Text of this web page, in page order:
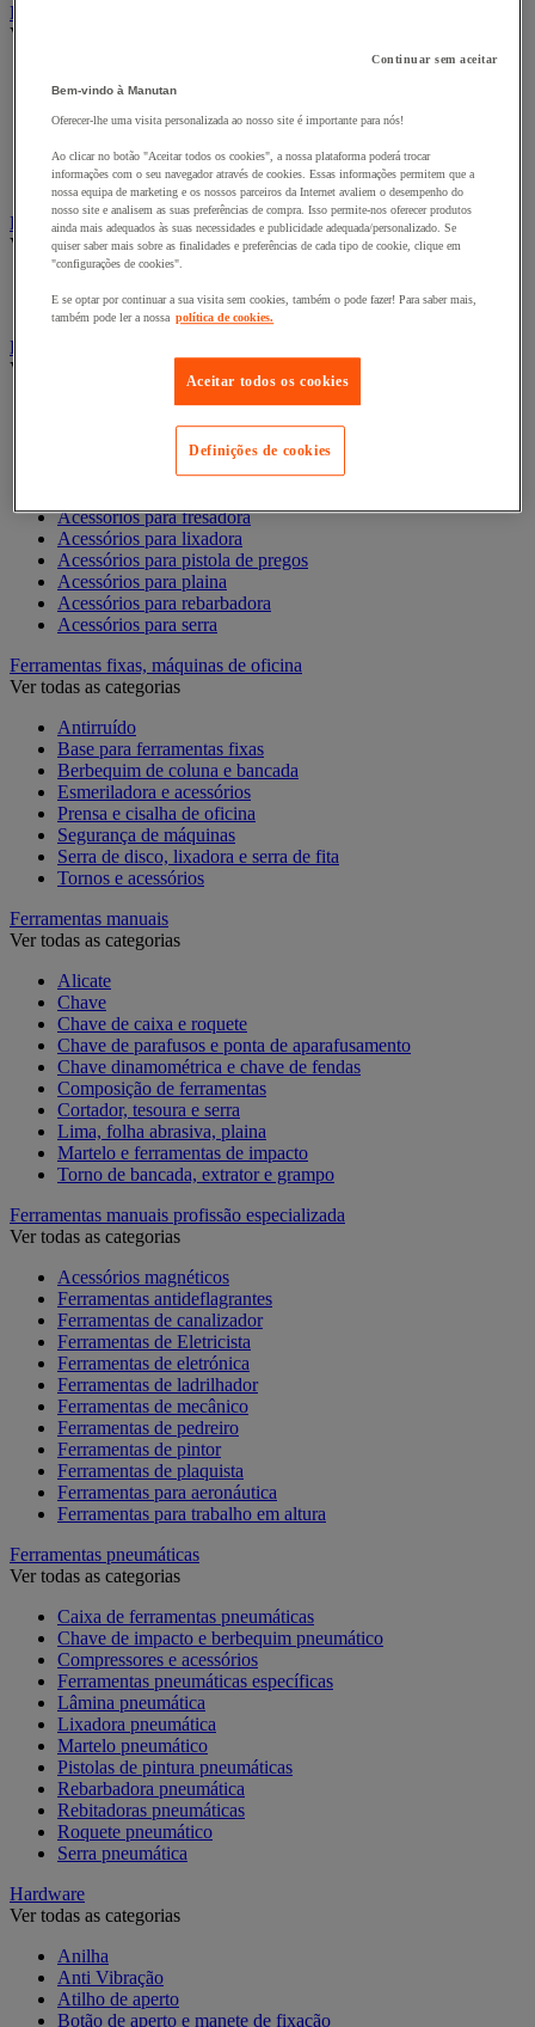
Eletricidade
Ver todas as categorias
Bateria, carregador e cabo
Cabo Elétrico
Extensão, tira e enrolador
Tomada e interruptor
Ferramentas Elétricas
Ver todas as categorias
Ferramentas elétricas portáteis sem fios
Ferramentas elétricas portáteis - Acessórios
Ver todas as categorias
Acesórios para berbequim
Acessórios para berbequim
Acessórios para cortador-lixador
Acessórios para Dremel
Acessórios para fresadora
Acessórios para lixadora
Acessórios para pistola de pregos
Acessórios para plaina
Acessórios para rebarbadora
Acessórios para serra
Ferramentas fixas, máquinas de oficina
Ver todas as categorias
Antirruído
Base para ferramentas fixas
Berbequim de coluna e bancada
Esmeriladora e acessórios
Prensa e cisalha de oficina
Segurança de máquinas
Serra de disco, lixadora e serra de fita
Tornos e acessórios
Ferramentas manuais
Ver todas as categorias
Alicate
Chave
Chave de caixa e roquete
Chave de parafusos e ponta de aparafusamento
Chave dinamométrica e chave de fendas
Composição de ferramentas
Cortador, tesoura e serra
Lima, folha abrasiva, plaina
Martelo e ferramentas de impacto
Torno de bancada, extrator e grampo
Ferramentas manuais profissão especializada
Ver todas as categorias
Acessórios magnéticos
Ferramentas antideflagrantes
Ferramentas de canalizador
Ferramentas de Eletricista
Ferramentas de eletrónica
Ferramentas de ladrilhador
Ferramentas de mecânico
Ferramentas de pedreiro
Ferramentas de pintor
Ferramentas de plaquista
Ferramentas para aeronáutica
Ferramentas para trabalho em altura
Ferramentas pneumáticas
Ver todas as categorias
Caixa de ferramentas pneumáticas
Chave de impacto e berbequim pneumático
Compressores e acessórios
Ferramentas pneumáticas específicas
Lâmina pneumática
Lixadora pneumática
Martelo pneumático
Pistolas de pintura pneumáticas
Rebarbadora pneumática
Rebitadoras pneumáticas
Roquete pneumático
Serra pneumática
Hardware
Ver todas as categorias
Anilha
Anti Vibração
Atilho de aperto
Botão de aperto e manete de fixação
Continuar sem aceitar
Bem-vindo à Manutan
Oferecer-lhe uma visita personalizada ao nosso site é importante para nós!
Ao clicar no botão "Aceitar todos os cookies", a nossa plataforma poderá trocar
informações com o seu navegador através de cookies. Essas informações permitem que a
nossa equipa de marketing e os nossos parceiros da Internet avaliem o desempenho do
nosso site e analisem as suas preferências de compra. Isso permite-nos oferecer produtos
ainda mais adequados às suas necessidades e publicidade adequada/personalizado. Se
quiser saber mais sobre as finalidades e preferências de cada tipo de cookie, clique em
"configurações de cookies".
E se optar por continuar a sua visita sem cookies, também o pode fazer! Para saber mais,
também pode ler a nossa política de cookies.
Aceitar todos os cookies
Definições de cookies